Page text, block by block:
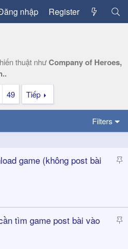
nhập Register
thuật nhưCompany of Heroes,
49 Tiếp
Filters
S
k
y
game (không post bài
S
tìm game post bài vào